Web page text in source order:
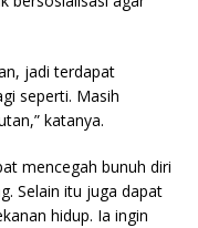
jadi terdapat
seperti. Masih
katanya.
mencegah bunuh diri
Selain itu juga dapat
hidup. Ia ingin